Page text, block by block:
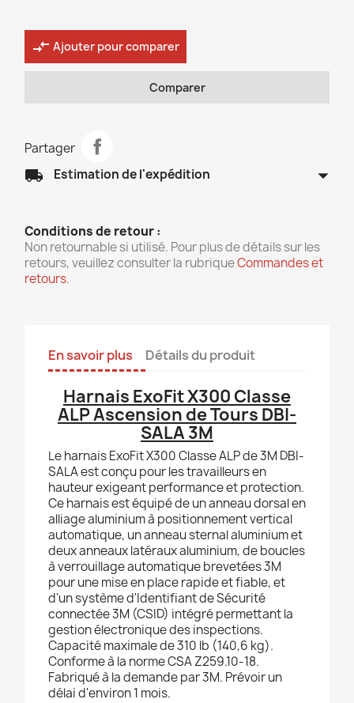
compare_arrows Ajouter pour comparer
Comparer
Partager
local_shipping Estimation de l'expédition arrow_drop_down
Conditions de retour :
Non retournable si utilisé. Pour plus de détails sur les
retours, veuillez consulter la rubriqueCommandes et
retours.
En savoir plus Détails du produit
Harnais ExoFit X300 Classe
ALP Ascension de Tours DBI-
SALA 3M
Le harnais ExoFit X300 Classe ALP de 3M DBI-
SALA est conçu pour les travailleurs en
hauteur exigeant performance et protection.
Ce harnais est équipé de un anneau dorsal en
alliage aluminium à positionnement vertical
automatique, un anneau sternal aluminium et
deux anneaux latéraux aluminium, de boucles
à verrouillage automatique brevetées 3M
pour une mise en place rapide et fiable, et
d'un système d'Identifiant de Sécurité
connectée 3M (CSID) intégré permettant la
gestion électronique des inspections.
Capacité maximale de 310 lb (140,6 kg).
Conforme à la norme CSA Z259.10-18.
Fabriqué à la demande par 3M. Prévoir un
délai d'environ 1 mois.